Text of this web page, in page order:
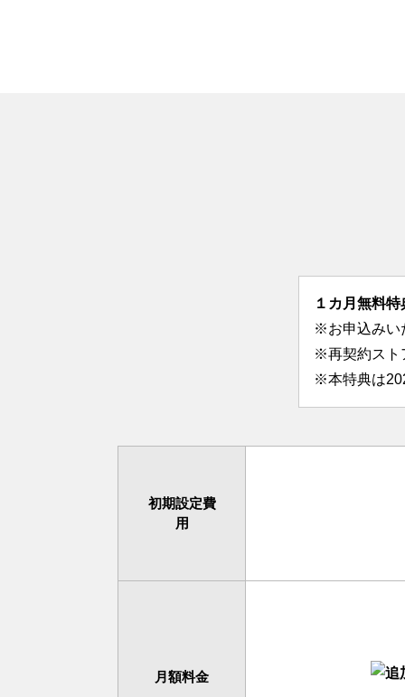
１カ月無料特
※お申込みい
※再契約スト
※本特典は
初期設定費
用
月額料金